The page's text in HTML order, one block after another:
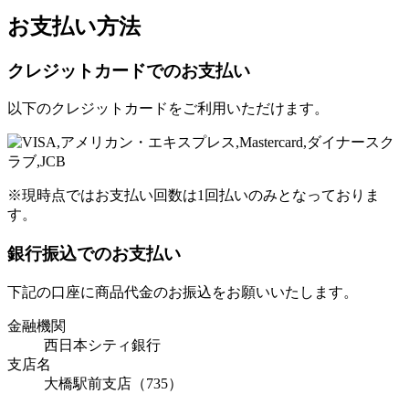
お支払い方法
クレジットカードでのお支払い
以下のクレジットカードをご利用いただけます。
※現時点ではお支払い回数は1回払いのみとなっておりま
す。
銀行振込でのお支払い
下記の口座に商品代金のお振込をお願いいたします。
金融機関
西日本シティ銀行
支店名
大橋駅前支店（735）